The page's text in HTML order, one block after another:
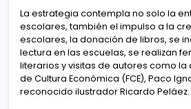
La estrategia contempla no solo la
escolares, también el impulso a la
escolares, la donación de libros, se
lectura en las escuelas, se realizan
literarios y visitas de autores como la
de Cultura Económica (FCE), Paco
reconocido ilustrador Ricardo Peláez.